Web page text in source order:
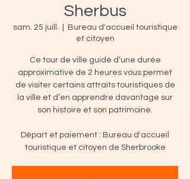
Sherbus
sam. 25 juill.
Bureau d'accueil touristique
et citoyen
Ce tour de ville guidé d’une durée
approximative de 2 heures vous permet
de visiter certains attraits touristiques de
la ville et d’en apprendre davantage sur
son histoire et son patrimoine.
Départ et paiement : Bureau d'accueil
touristique et citoyen de Sherbrooke